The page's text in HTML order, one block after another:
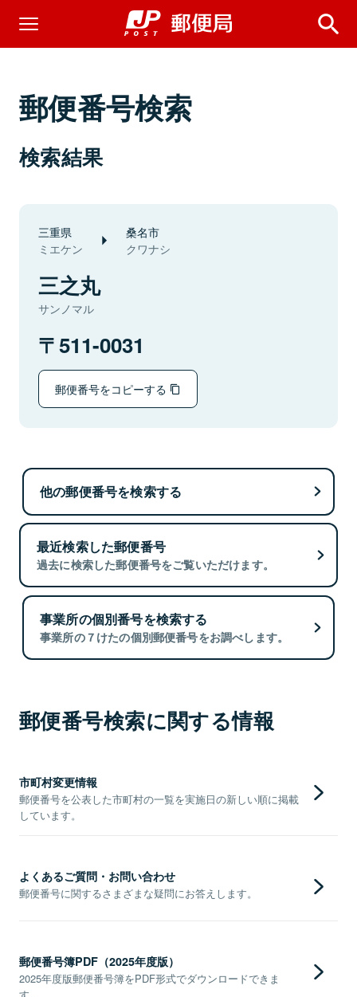
郵便番号検索
検索結果
三重県
ミエケン
桑名市
クワナシ
三之丸
サンノマル
511-0031
郵便番号をコピーする
他の郵便番号を検索する
最近検索した郵便番号
過去に検索した郵便番号をご覧いただけます。
事業所の個別番号を検索する
事業所の７けたの個別郵便番号をお調べします。
郵便番号検索に関する情報
市町村変更情報
郵便番号を公表した市町村の一覧を実施日の新しい順に掲載
しています。
よくあるご質問・お問い合わせ
郵便番号に関するさまざまな疑問にお答えします。
郵便番号簿PDF（2025年度版）
2025年度版郵便番号簿をPDF形式でダウンロードできま